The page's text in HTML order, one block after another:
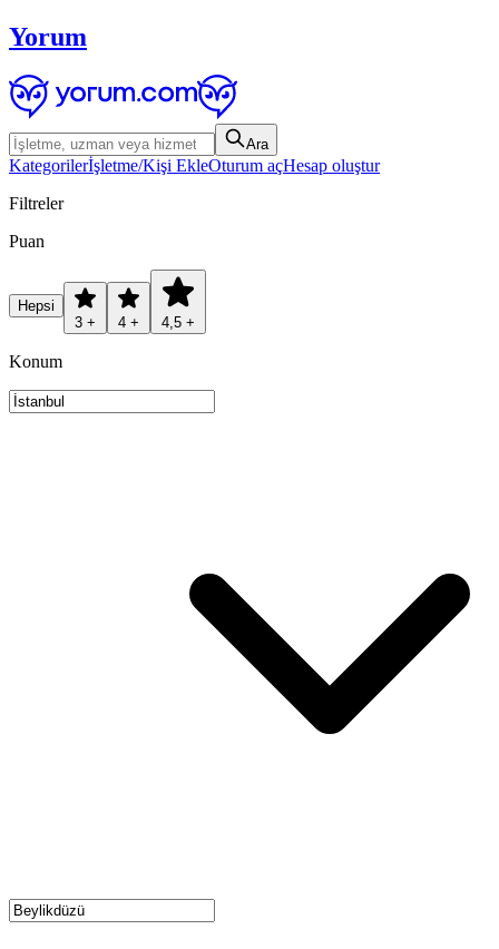
Yorum
Ara
Kategorilerİşletme/Kişi EkleOturum açHesap oluştur
Filtreler
Puan
Hepsi
3 +
4 + 4,5 +
Konum